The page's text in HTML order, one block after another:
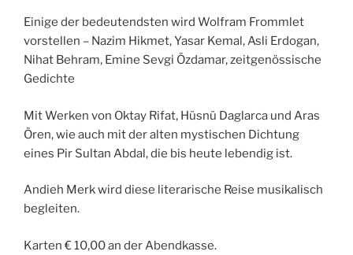
Einige der bedeutendsten wird Wolfram Frommlet
vorstellen – Nazim Hikmet, Yasar Kemal, Asli Erdogan,
Nihat Behram, Emine Sevgi Özdamar, zeitgenössische
Gedichte
Mit Werken von Oktay Rifat, Hüsnü Daglarca und Aras
Ören, wie auch mit der alten mystischen Dichtung
eines Pir Sultan Abdal, die bis heute lebendig ist.
Andieh Merk wird diese literarische Reise musikalisch
begleiten.
Karten € 10,00 an der Abendkasse.